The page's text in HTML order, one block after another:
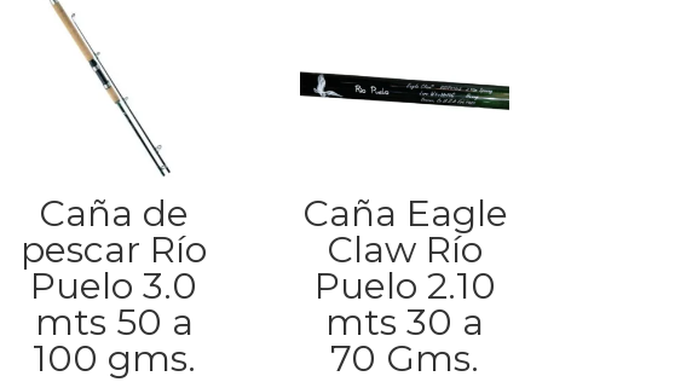
Caña de
pescar Río
Puelo 3.0
mts 50 a
100 gms.
Caña Eagle
Claw Río
Puelo 2.10
mts 30 a
70 Gms.